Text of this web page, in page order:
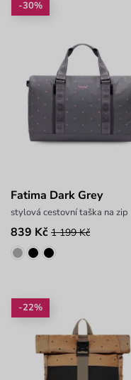
-30%
Fatima Dark Grey
stylová cestovní taška na zip
839 Kč 1 199 Kč
-22%